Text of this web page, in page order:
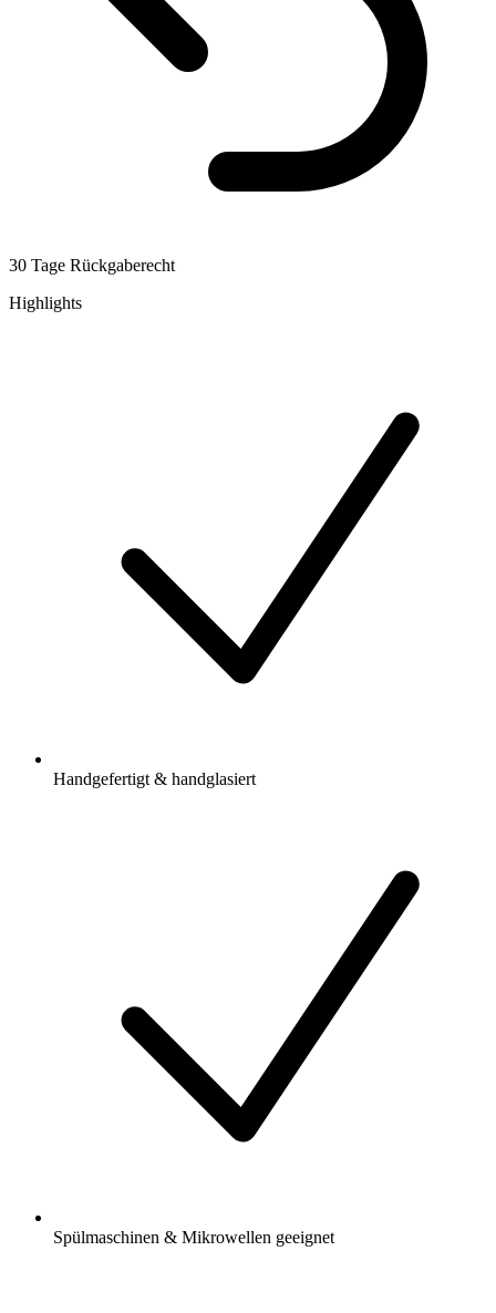
30 Tage Rückgaberecht
Highlights
Handgefertigt & handglasiert
Spülmaschinen & Mikrowellen geeignet